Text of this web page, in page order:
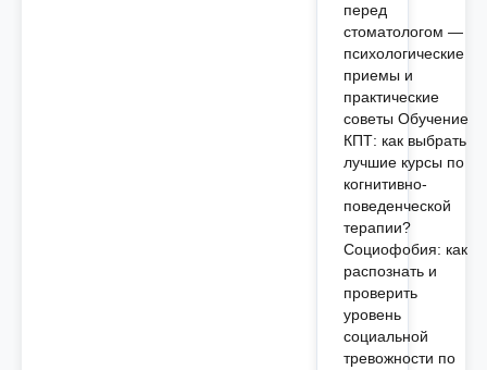
перед
стоматологом —
психологические
приемы и
практические
советы Обучение
КПТ: как выбрать
лучшие курсы по
когнитивно-
поведенческой
терапии?
Социофобия: как
распознать и
проверить
уровень
социальной
тревожности по